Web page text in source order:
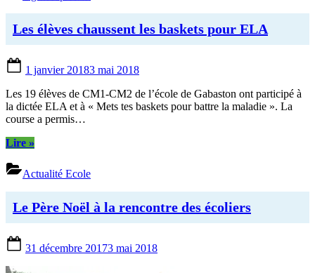
Les élèves chaussent les baskets pour ELA
on
1 janvier 20183 mai 2018
Les 19 élèves de CM1-CM2 de l’école de Gabaston ont participé à
la dictée ELA et à « Mets tes baskets pour battre la maladie ». La
course a permis…
Lire“Les
chaussent
les
baskets
pour
ELA”
»
Actualité Ecole
Le Père Noël à la rencontre des écoliers
on
31 décembre 20173 mai 2018